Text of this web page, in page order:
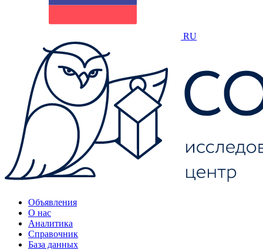
RU
Объявления
О нас
Аналитика
Справочник
База данных